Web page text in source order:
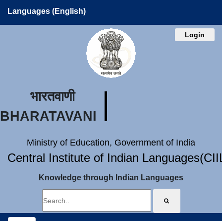
Languages (English)
Login
भारतवाणी
BHARATAVANI
Ministry of Education, Government of India
Central Institute of Indian
Knowledge through Indian Languages